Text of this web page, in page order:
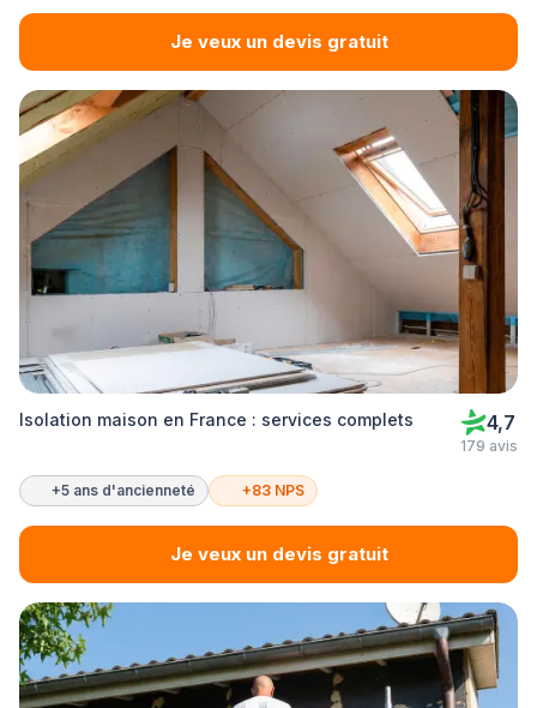
Je veux un devis gratuit
Isolation maison en France : services complets 4,7
179 avis
+5 ans d'ancienneté +83 NPS
Je veux un devis gratuit